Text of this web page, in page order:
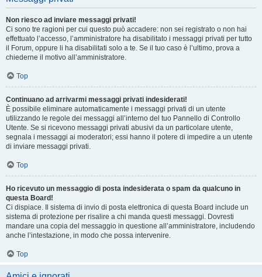
Non riesco ad inviare messaggi privati!
Ci sono tre ragioni per cui questo può accadere: non sei registrato o non hai
effettuato l’accesso, l’amministratore ha disabilitato i messaggi privati per tutto
il Forum, oppure li ha disabilitati solo a te. Se il tuo caso è l’ultimo, prova a
chiederne il motivo all’amministratore.
Top
Continuano ad arrivarmi messaggi privati indesiderati!
È possibile eliminare automaticamente i messaggi privati ​​di un utente
utilizzando le regole dei messaggi all’interno del tuo Pannello di Controllo
Utente. Se si ricevono messaggi privati ​​abusivi da un particolare utente,
segnala i messaggi ai moderatori; essi hanno il potere di impedire a un utente
di inviare messaggi privati​​.
Top
Ho ricevuto un messaggio di posta indesiderata o spam da qualcuno in
questa Board!
Ci dispiace. Il sistema di invio di posta elettronica di questa Board include un
sistema di protezione per risalire a chi manda questi messaggi. Dovresti
mandare una copia del messaggio in questione all’amministratore, includendo
anche l’intestazione, in modo che possa intervenire.
Top